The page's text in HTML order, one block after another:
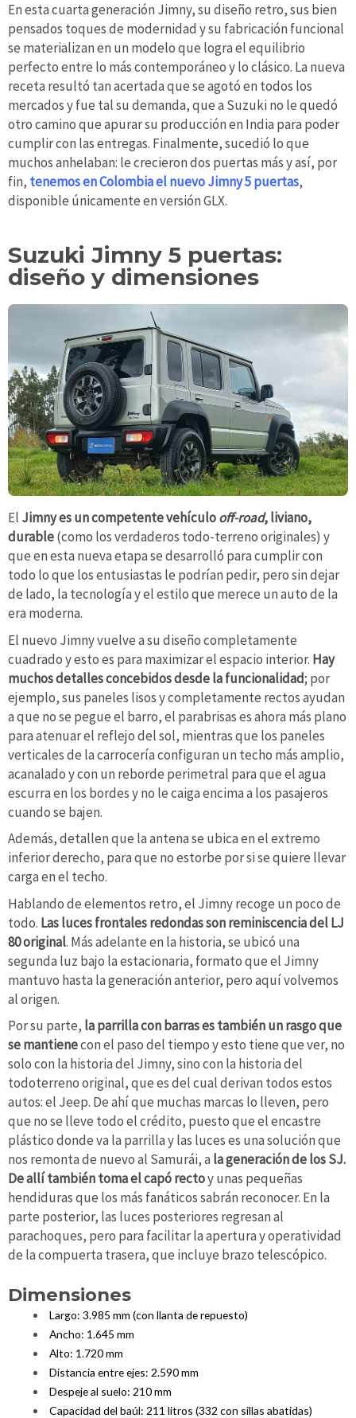
En esta cuarta generación Jimny, su diseño retro, sus bien
pensados toques de modernidad y su fabricación funcional
se materializan en un modelo que logra el equilibrio
perfecto entre lo más contemporáneo y lo clásico. La nueva
receta resultó tan acertada que se agotó en todos los
mercados y fue tal su demanda, que a Suzuki no le quedó
otro camino que apurar su producción en India para poder
cumplir con las entregas. Finalmente, sucedió lo que
muchos anhelaban: le crecieron dos puertas más y así, por
fin, tenemos en Colombia el nuevo Jimny 5 puertas,
disponible únicamente en versión GLX.
Suzuki Jimny 5 puertas:
diseño y dimensiones
El Jimny es un competente vehículooff-road, liviano,
durable(como los verdaderos todo-terreno originales) y
que en esta nueva etapa se desarrolló para cumplir con
todo lo que los entusiastas le podrían pedir, pero sin dejar
de lado, la tecnología y el estilo que merece un auto de la
era moderna.
El nuevo Jimny vuelve a su diseño completamente
cuadrado y esto es para maximizar el espacio interior. Hay
muchos detalles concebidos desde la funcionalidad; por
ejemplo, sus paneles lisos y completamente rectos ayudan
a que no se pegue el barro, el parabrisas es ahora más plano
para atenuar el reflejo del sol, mientras que los paneles
verticales de la carrocería configuran un techo más amplio,
acanalado y con un reborde perimetral para que el agua
escurra en los bordes y no le caiga encima a los pasajeros
cuando se bajen.
Además, detallen que la antena se ubica en el extremo
inferior derecho, para que no estorbe por si se quiere llevar
carga en el techo.
Hablando de elementos retro, el Jimny recoge un poco de
todo. Las luces frontales redondas son reminiscencia del LJ
80 original. Más adelante en la historia, se ubicó una
segunda luz bajo la estacionaria, formato que el Jimny
mantuvo hasta la generación anterior, pero aquí volvemos
al origen.
Por su parte, la parrilla con barras es también un rasgo que
se mantienecon el paso del tiempo y esto tiene que ver, no
solo con la historia del Jimny, sino con la historia del
todoterreno original, que es del cual derivan todos estos
autos: el Jeep. De ahí que muchas marcas lo lleven, pero
que no se lleve todo el crédito, puesto que el encastre
plástico donde va la parrilla y las luces es una solución que
nos remonta de nuevo al Samurái, a la generación de los SJ.
De allí también toma el capó rectoy unas pequeñas
hendiduras que los más fanáticos sabrán reconocer. En la
parte posterior, las luces posteriores regresan al
parachoques, pero para facilitar la apertura y operatividad
de la compuerta trasera, que incluye brazo telescópico.
Dimensiones
Largo: 3.985 mm (con llanta de repuesto)
Ancho: 1.645 mm
Alto: 1.720 mm
Distancia entre ejes: 2.590 mm
Despeje al suelo: 210 mm
Capacidad del baúl: 211 litros (332 con sillas abatidas)